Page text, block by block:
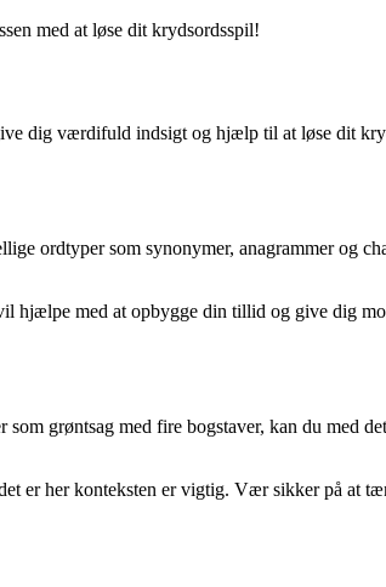
med at løse dit krydsordsspil!
dig værdifuld indsigt og hjælp til at løse dit
ordtyper som synonymer, anagrammer og
hjælpe med at opbygge din tillid og give dig
grøntsag med fire bogstaver, kan du med
er her konteksten er vigtig. Vær sikker på at